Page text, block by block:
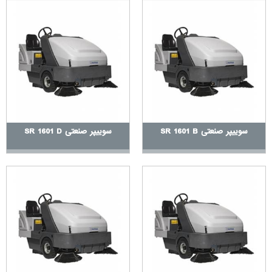
کاربرد دستگاه سوییپر صنعتی
دستگاه سوییپر صنعتی در صنایع مختلف کاربردهای زیادی دارد و به
دلیل ویژگی‌های خاص خود می‌تواند به بهبود کارایی و نظافت
محیط‌های مختلف کمک کند. در اینجا به بررسیکاربردهای سوییپر
در صنایع مختلف همراه با توضیحات و مثال‌های مشخص
صنعت تولید و کارخانه‌ها
درصنایع تولید و کارخانه‌ها، نظافت منظم و مؤثر سطح زمین برای حفظ
ایمنی و بهبود شرایط کاری ضروری است. سوییپرهای صنعتی در این
براده‌های فلز، گرد و غبار، و مواد شیمیایی کمک می‌کنند. برای مثال، در
یک کارخانه فولاد، سوییپر صنعتی می‌تواند به‌طور منظم کف سالن‌های
تولید را از براده‌های فلزی و گرد و غبار پاک کند و از ایجاد شرایط
خطرناک جلوگیری کند.
انبارها و مراکز توزیع
سوییپر صنعتی SR 1601 B سوییپر صنعتی SR 1601 D